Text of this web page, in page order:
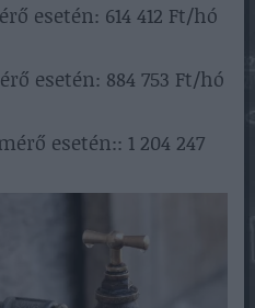
esetén: 614 412 Ft/hó
esetén: 884 753 Ft/hó
esetén:: 1 204 247